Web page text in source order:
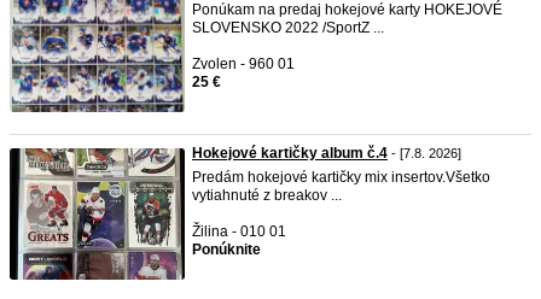
Ponúkam na predaj hokejové karty HOKEJOVÉ
SLOVENSKO 2022 /SportZ ...
Zvolen - 960 01
25 €
Hokejové kartičky album č.4 - [7.8. 2026]
Predám hokejové kartičky mix insertov.Všetko
vytiahnuté z breakov ...
Žilina - 010 01
Ponúknite